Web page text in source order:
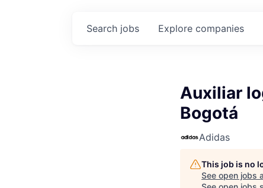
Search jobs Explore companies
Auxiliar
Bogotá
Adidas
This job is no
See open jobs